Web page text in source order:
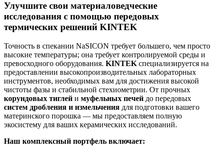
Улучшите свои материаловедческие
исследования с помощью передовых
термических решений KINTEK
Точность в спекании NaSICON требует большего, чем просто
высокие температуры; она требует контролируемой среды и
превосходного оборудования. KINTEK специализируется на
предоставлении высокопроизводительных лабораторных
инструментов, необходимых вам для достижения высокой
чистоты фазы и стабильной стехиометрии. От прочных
корундовых тиглей и муфельных печей до передовых
систем дробления и измельчения для подготовки вашего
материнского порошка — мы предоставляем полную
экосистему для ваших керамических исследований.
Наш комплексный портфель включает: